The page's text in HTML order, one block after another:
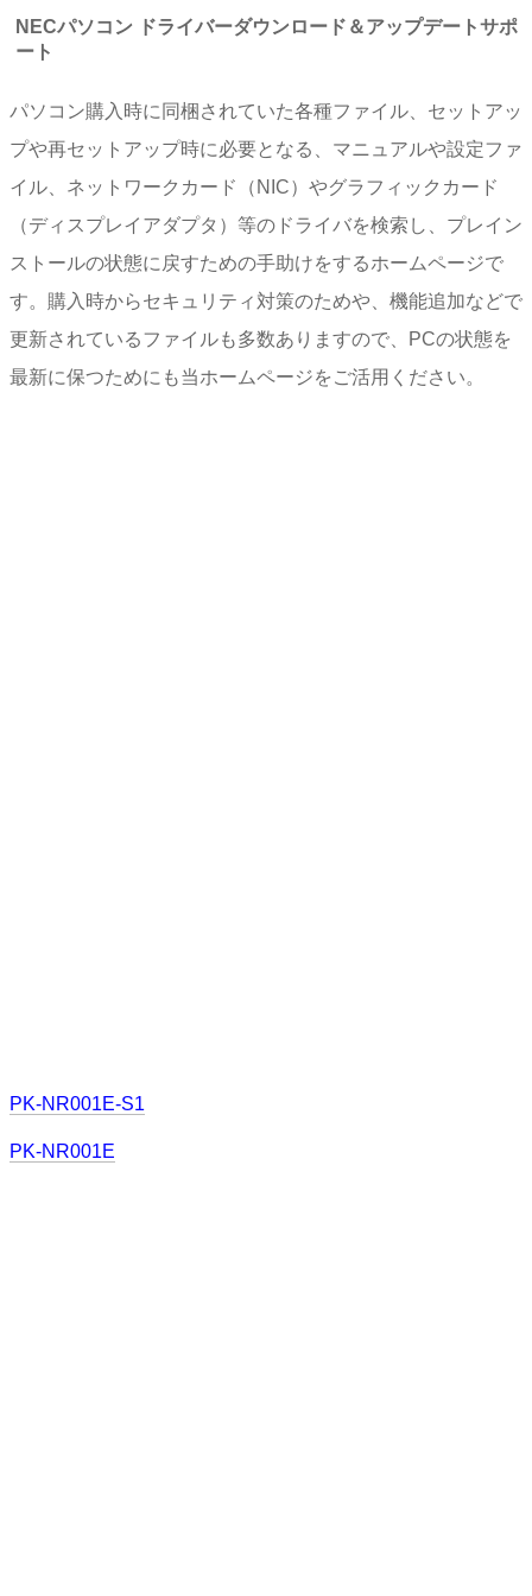
NECパソコン ドライバーダウンロード＆アップデートサポ
ート
パソコン購入時に同梱されていた各種ファイル、セットアッ
プや再セットアップ時に必要となる、マニュアルや設定ファ
イル、ネットワークカード（NIC）やグラフィックカード
（ディスプレイアダプタ）等のドライバを検索し、プレイン
ストールの状態に戻すための手助けをするホームページで
す。購入時からセキュリティ対策のためや、機能追加などで
更新されているファイルも多数ありますので、PCの状態を
最新に保つためにも当ホームページをご活用ください。
PK-NR001E-S1
PK-NR001E